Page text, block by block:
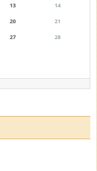
13
14
20
21
27
28